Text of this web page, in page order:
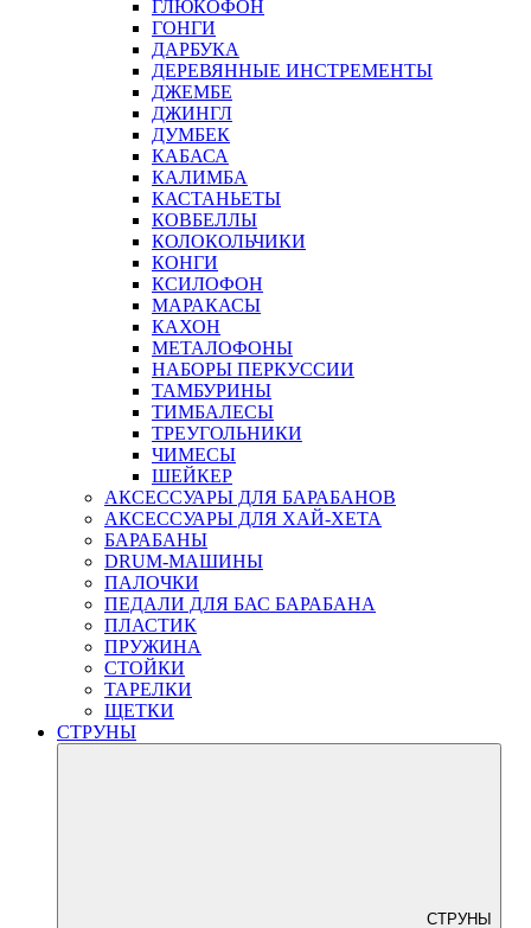
ГЛЮКОФОН
ГОНГИ
ДАРБУКА
ДЕРЕВЯННЫЕ ИНСТРЕМЕНТЫ
ДЖЕМБЕ
ДЖИНГЛ
ДУМБЕК
КАБАСА
КАЛИМБА
КАСТАНЬЕТЫ
КОВБЕЛЛЫ
КОЛОКОЛЬЧИКИ
КОНГИ
КСИЛОФОН
МАРАКАСЫ
КАХОН
МЕТАЛОФОНЫ
НАБОРЫ ПЕРКУССИИ
ТАМБУРИНЫ
ТИМБАЛЕСЫ
ТРЕУГОЛЬНИКИ
ЧИМЕСЫ
ШЕЙКЕР
АКСЕССУАРЫ ДЛЯ БАРАБАНОВ
АКСЕССУАРЫ ДЛЯ ХАЙ-ХЕТА
БАРАБАНЫ
DRUM-МАШИНЫ
ПАЛОЧКИ
ПЕДАЛИ ДЛЯ БАС БАРАБАНА
ПЛАСТИК
ПРУЖИНА
СТОЙКИ
ТАРЕЛКИ
ЩЕТКИ
СТРУНЫ
СТРУНЫ